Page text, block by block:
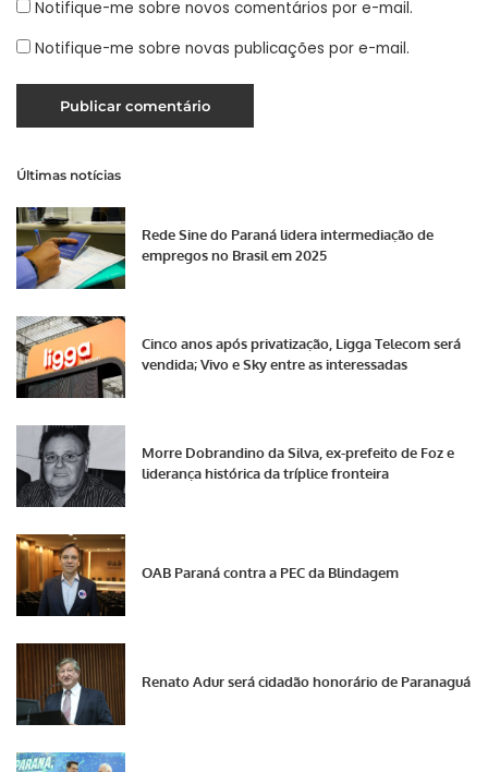
Notifique-me sobre novos comentários por e-mail.
Notifique-me sobre novas publicações por e-mail.
Últimas notícias
Rede Sine do Paraná lidera intermediação de
empregos no Brasil em 2025
Cinco anos após privatização, Ligga Telecom será
vendida; Vivo e Sky entre as interessadas
Morre Dobrandino da Silva, ex-prefeito de Foz e
liderança histórica da tríplice fronteira
OAB Paraná contra a PEC da Blindagem
Renato Adur será cidadão honorário de Paranaguá